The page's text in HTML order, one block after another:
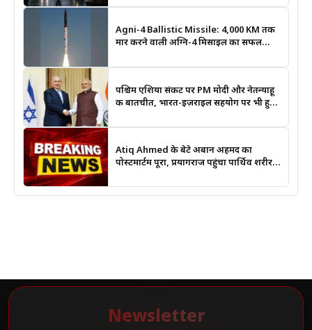
Agni-4 Ballistic Missile: 4,000 KM तक
मार करने वाली अग्नि-4 मिसाइल का सफल
मजबूत
पश्चिम एशिया संकट पर PM मोदी और नेतन्याहू
की बातचीत, भारत-इज़राइल सहयोग पर भी हुई
Atiq Ahmed के बेटे अबान अहमद का
पोस्टमार्टम पूरा, प्रयागराज पहुंचा पार्थिव शरीर;
Newsletter